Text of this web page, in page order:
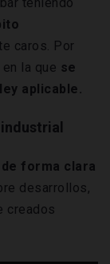
teniendo
caros. Por
la que se
aplicable.
forma clara
desarrollos,
creados